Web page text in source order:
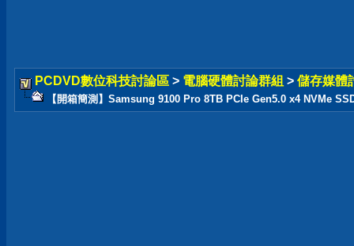
PCDVD數位科技討論區 > 電腦硬體討論群組 > 儲存媒體
【開箱簡測】Samsung 9100 Pro 8TB PCIe Gen5.0 x4 NVMe